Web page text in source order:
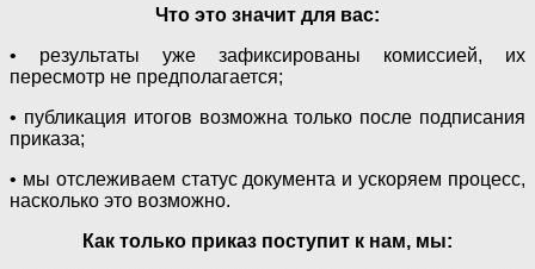
Что это значит для вас:
• результаты уже зафиксированы комиссией, их
пересмотр не предполагается;
• публикация итогов возможна только после подписания
приказа;
• мы отслеживаем статус документа и ускоряем процесс,
насколько это возможно.
Как только приказ поступит к нам, мы: